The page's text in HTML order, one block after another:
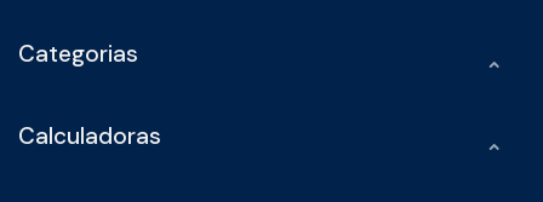
Categorias
Calculadoras